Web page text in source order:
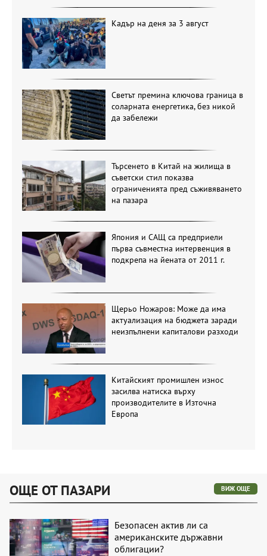
Кадър на деня за 3 август
Светът премина ключова граница в
соларната енергетика, без никой
да забележи
Търсенето в Китай на жилища в
съветски стил показва
ограниченията пред съживяването
на пазара
Япония и САЩ са предприели
първа съвместна интервенция в
подкрепа на йената от 2011 г.
Щерьо Ножаров: Може да има
актуализация на бюджета заради
неизпълнени капиталови разходи
Китайският промишлен износ
засилва натиска върху
производителите в Източна
Европа
ОЩЕ ОТ ПАЗАРИ ВИЖ ОЩЕ
Безопасен актив ли са
американските държавни
облигации?